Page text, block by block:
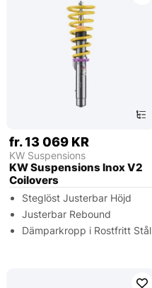
fr. 13 069 KR
KW Suspensions
KW Suspensions Inox V2
Coilovers
Steglöst Justerbar Höjd
Justerbar Rebound
Dämparkropp i Rostfritt Stål